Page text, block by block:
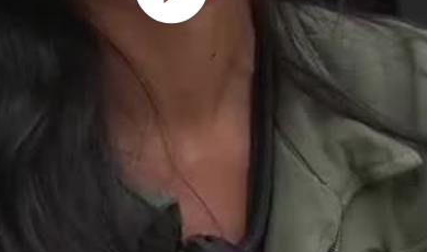
Play
Video